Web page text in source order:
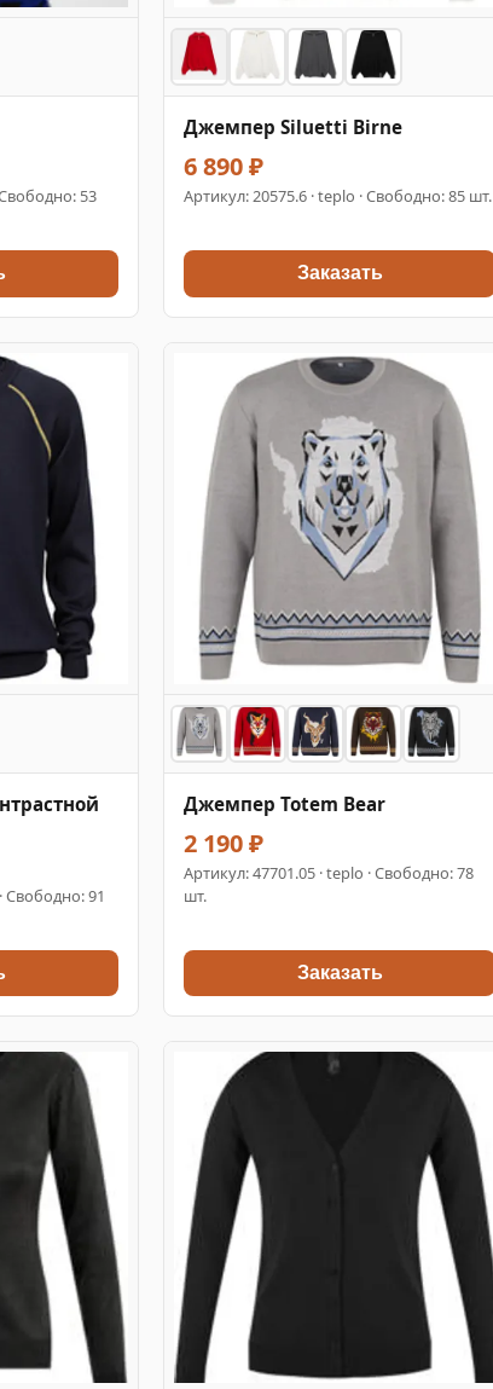
Свободно: 53
Джемпер Siluetti Birne
6 890 ₽
Артикул:20575.6 · teplo · Свободно: 85 шт.
Заказать
Свободно: 91
Джемпер Totem Bear
2 190 ₽
Артикул:47701.05 · teplo · Свободно: 78
шт.
Заказать